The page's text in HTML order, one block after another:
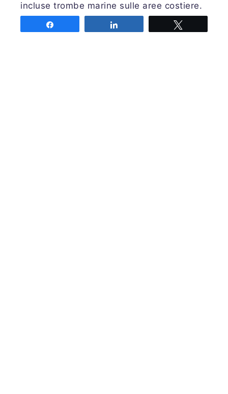
incluse trombe marine sulle aree costiere.
Un livello 0 è stato attribuito alle restanti
zone indicate nel dominio di previsione per